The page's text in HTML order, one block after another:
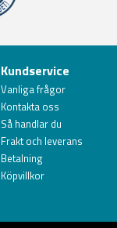
Kundservice
Vanliga frågor
Kontakta oss
Så handlar du
Frakt och leverans
Betalning
Köpvillkor